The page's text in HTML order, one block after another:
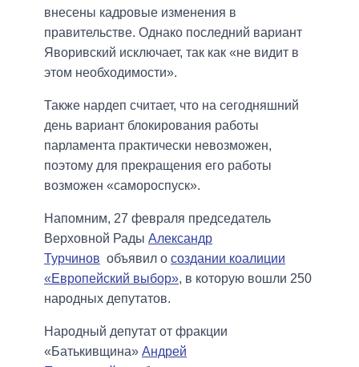
внесены кадровые изменения в
правительстве. Однако последний вариант
Яворивский исключает, так как «не видит в
этом необходимости».
Также нардеп считает, что на сегодняшний
день вариант блокирования работы
парламента практически невозможен,
поэтому для прекращения его работы
возможен «самороспуск».
Напомним, 27 февраля председатель
Верховной Рады Александр
Турчинов объявил о создании коалиции
«Европейский выбор», в которую вошли 250
народных депутатов.
Народный депутат от фракции
«Батькивщина» Андрей